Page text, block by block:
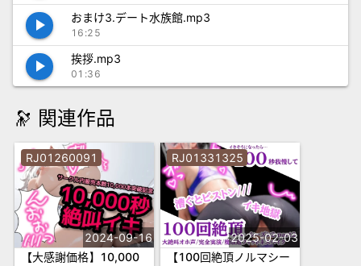
play_arrow おまけ3.デート水族館.mp3
16:25
play_arrow 挨拶.mp3
01:36
🔭 関連作品
RJ01260091
2024-09-16
【大感謝価格】10,000
RJ01331325
2025-02-03
【100回絶頂ノルマシー